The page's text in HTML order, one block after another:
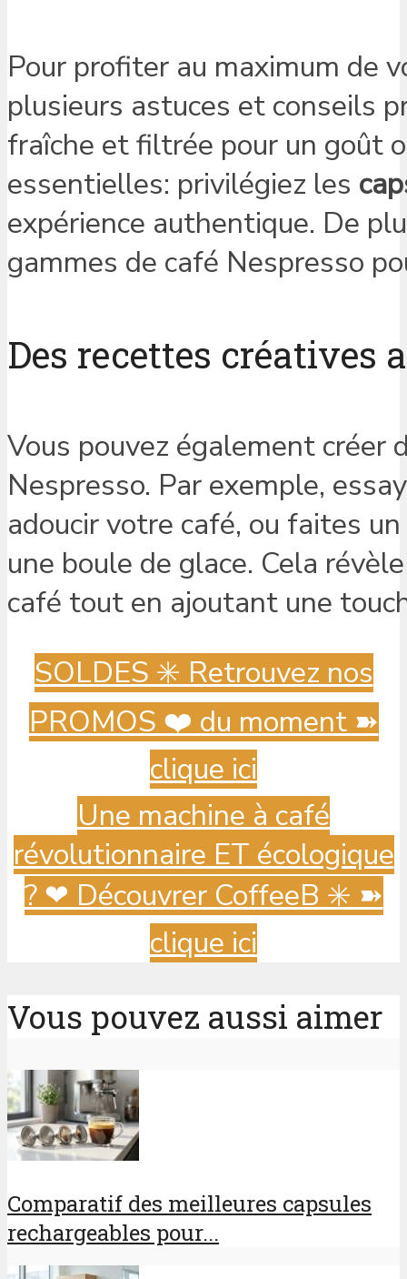
Pour profiter au maximum de
plusieurs astuces et conseils
fraîche et filtrée pour un goût
essentielles: privilégiez les
expérience authentique. De
gammes de café Nespresso
Des recettes créatives
Vous pouvez également créer
Nespresso. Par exemple,
adoucir votre café, ou faites
une boule de glace. Cela
café tout en ajoutant une
SOLDES ✳️ Retrouvez nos
PROMOS ❤️ du moment ➽
clique ici
Une machine à café
révolutionnaire ET écologique
? ️❤ Découvrer CoffeeB ✳️ ➽
clique ici
Vous pouvez aussi aimer
Comparatif des meilleures capsules
rechargeables pour...